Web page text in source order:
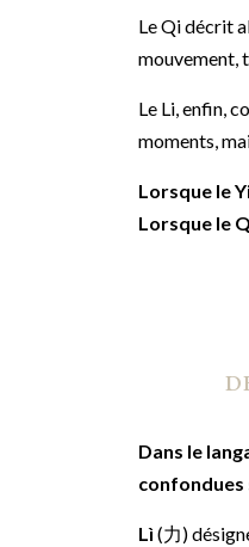
Le Qi décrit
mouvement,
Le Li, enfin,
moments,
Lorsque le
Lorsque le
Dans le
confondues
Lì (力)